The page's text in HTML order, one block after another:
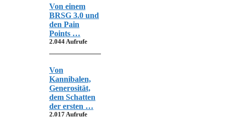
Von einem
BRSG 3.0 und
den Pain
Points …
2.044 Aufrufe
Von
Kannibalen,
Generosität,
dem Schatten
der ersten …
2.017 Aufrufe